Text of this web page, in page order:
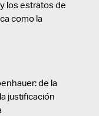
los estratos de
como la
de la
justificación